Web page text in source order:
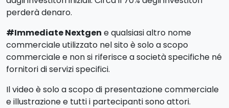
perderà denaro.
#Immediate Nextgen e qualsiasi altro nome
commerciale utilizzato nel sito è solo a scopo
commerciale e non si riferisce a società specifiche né
fornitori di servizi specifici.
Il video è solo a scopo di presentazione commerciale
e illustrazione e tutti i partecipanti sono attori.